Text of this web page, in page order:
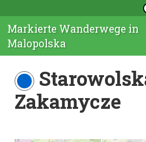
Markierte Wanderwege in
Malopolska
Zakamycze